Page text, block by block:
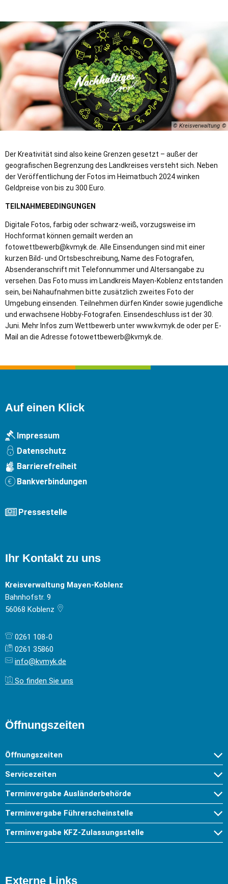
© Kreisverwaltung
Der Kreativität sind also keine Grenzen gesetzt – außer der
geografischen Begrenzung des Landkreises versteht sich. Neben
der Veröffentlichung der Fotos im Heimatbuch 2024 winken
Geldpreise von bis zu 300 Euro.
TEILNAHMEBEDINGUNGEN
Digitale Fotos, farbig oder schwarz-weiß, vorzugsweise im
Hochformat können gemailt werden an
fotowettbewerb@kvmyk.de. Alle Einsendungen sind mit einer
kurzen Bild- und Ortsbeschreibung, Name des Fotografen,
Absenderanschrift mit Telefonnummer und Altersangabe zu
versehen. Das Foto muss im Landkreis Mayen-Koblenz entstanden
sein, bei Nahaufnahmen bitte zusätzlich zweites Foto der
Umgebung einsenden. Teilnehmen dürfen Kinder sowie jugendliche
und erwachsene Hobby-Fotografen. Einsendeschluss ist der 30.
Juni. Mehr Infos zum Wettbewerb unter www.kvmyk.de oder per E-
Mail an die Adresse fotowettbewerb@kvmyk.de.
Auf einen Klick
Impressum
Datenschutz
Barrierefreiheit
Bankverbindungen
Pressestelle
Ihr Kontakt zu uns
Kreisverwaltung Mayen-Koblenz
Bahnhofstr. 9
56068 Koblenz
0261 108-0
0261 35860
info@kvmyk.de
So finden Sie uns
Öffnungszeiten
Öffnungszeiten
Servicezeiten
Terminvergabe Ausländerbehörde
Terminvergabe Führerscheinstelle
Terminvergabe KFZ-Zulassungsstelle
Externe Links